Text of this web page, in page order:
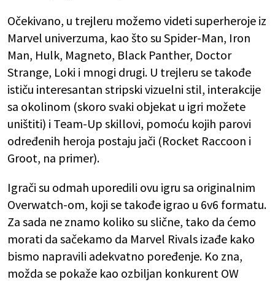
Očekivano, u trejleru možemo videti superheroje iz
Marvel univerzuma, kao što su Spider-Man, Iron
Man, Hulk, Magneto, Black Panther, Doctor
Strange, Loki i mnogi drugi. U trejleru se takođe
ističu interesantan stripski vizuelni stil, interakcije
sa okolinom (skoro svaki objekat u igri možete
uništiti) i Team-Up skillovi, pomoću kojih parovi
određenih heroja postaju jači (Rocket Raccoon i
Groot, na primer).
Igrači su odmah uporedili ovu igru sa originalnim
Overwatch-om, koji se takođe igrao u 6v6 formatu.
Za sada ne znamo koliko su slične, tako da ćemo
morati da sačekamo da Marvel Rivals izađe kako
bismo napravili adekvatno poređenje. Ko zna,
možda se pokaže kao ozbiljan konkurent OW